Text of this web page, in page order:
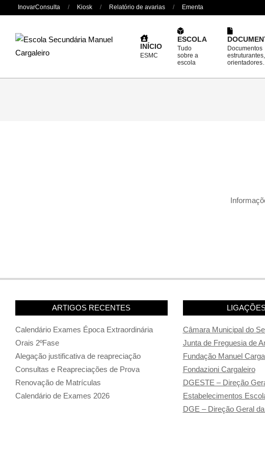
content
InovarConsulta Kiosk Relatório de avarias Ementa
INÍCIO
ESMC
ESCOLA
Tudo
sobre a
escola
Documentos
estruturantes,
ARTIGOS RECENTES
Calendário Exames Época Extraordinária
Orais 2ºFase
Alegação justificativa de reapreciação
Consultas e Reapreciações de Prova
Renovação de Matrículas
Calendário de Exames 2026
Câmara Municipal do
Junta de Freguesia de
Fundação Manuel
Fondazioni Cargaleiro
DGESTE – Direção
Estabelecimentos
DGE – Direção Geral